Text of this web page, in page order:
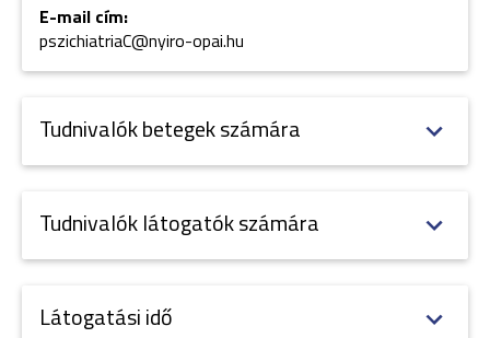
E-mail cím:
pszichiatriaC@nyiro-opai.hu
Tudnivalók betegek számára
Tudnivalók látogatók számára
Látogatási idő